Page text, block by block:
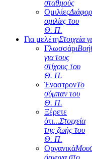
σταθμούς
Ομιλίες
ομιλίες του
Θ. Π.
Για μελέτηΣτοιχεία
Γλωσσάρι
για τους
στίχους του
Θ. Π.
ΈναστρονΤο
σύμπαν του
Θ. Π.
Ξέρετε
ότι...Στοιχεία
της ζωής του
Θ. Π.
Οργανικά